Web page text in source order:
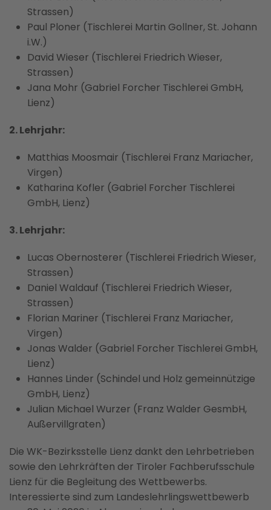
Strassen)
Paul Ploner (Tischlerei Martin Gollner, St. Johann
i.W.)
David Wieser (Tischlerei Friedrich Wieser,
Strassen)
Jana Mohr (Gabriel Forcher Tischlerei GmbH,
Lienz)
2. Lehrjahr:
Matthias Moosmair (Tischlerei Franz Mariacher,
Virgen)
Katharina Kofler (Gabriel Forcher Tischlerei
GmbH, Lienz)
3. Lehrjahr:
Lucas Obernosterer (Tischlerei Friedrich Wieser,
Strassen)
Daniel Waldauf (Tischlerei Friedrich Wieser,
Strassen)
Florian Mariner (Tischlerei Franz Mariacher,
Virgen)
Jonas Walder (Gabriel Forcher Tischlerei GmbH,
Lienz)
Hannes Linder (Schindel und Holz gemeinnützige
GmbH, Lienz)
Julian Michael Wurzer (Franz Walder GesmbH,
Außervillgraten)
Die WK-Bezirksstelle Lienz dankt den Lehrbetrieben
sowie den Lehrkräften der Tiroler Fachberufsschule
Lienz für die Begleitung des Wettbewerbs.
Interessierte sind zum Landeslehrlingswettbewerb